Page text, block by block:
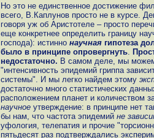
Но это не единственное достижение
всего, В.Каплунов просто не в курсе.
говоря уж об Аристотеле – просто
еще конкретнее определить границу
господа): истинно научная гипотеза
было в принципе опровергнуть
недостаточно. В самом деле, мы можем
"интенсивность эпидемий гриппа
системы". И мы легко найдем этому
достаточно много статистических
расположением планет и количеством
научное утверждение: в принципе нет
бы нам, что частота эпидемий не
уфология, телепатия и прочие
пятьдесят раз подтверждались